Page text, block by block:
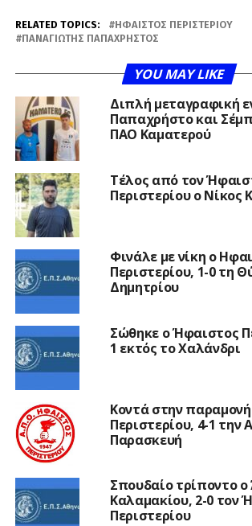
RELATED TOPICS:
ΉΦΑΙΣΤΟΣ ΠΕΡΙΣΤΕΡΊΟΥ
ΠΑΝΑΓΙΏΤΗΣ ΠΑΠΑΧΡΉΣΤΟΣ
YOU MAY LIKE
Διπλή μεταγραφική
Παπαχρήστο και
ΠΑΟ Καματερού
Τέλος από τον
Περιστερίου ο Νίκος
Φινάλε με νίκη ο
Περιστερίου, 1-0 τη
Δημητρίου
Σώθηκε ο Ήφαιστος
1 εκτός το Χαλάνδρι
Κοντά στην
Περιστερίου, 4-1 την
Παρασκευή
Σπουδαίο τρίποντο ο
Καλαμακίου, 2-0 τον
Περιστερίου